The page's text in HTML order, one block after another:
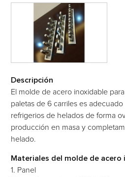
Descripción
El molde de acero inoxidable
paletas de 6 carriles es
refrigerios de helados de forma
producción en masa y
helado.
Materiales del molde de acero
1. Panel